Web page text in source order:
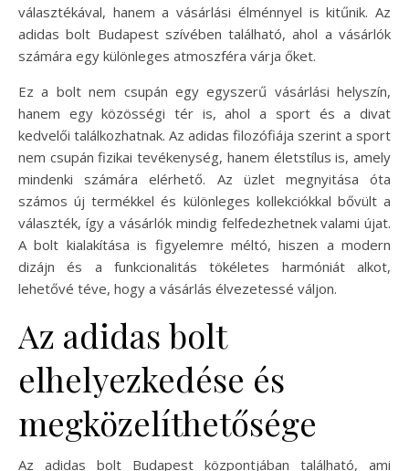
választékával, hanem a vásárlási élménnyel is kitűnik. Az
adidas bolt Budapest szívében található, ahol a vásárlók
számára egy különleges atmoszféra várja őket.
Ez a bolt nem csupán egy egyszerű vásárlási helyszín,
hanem egy közösségi tér is, ahol a sport és a divat
kedvelői találkozhatnak. Az adidas filozófiája szerint a sport
nem csupán fizikai tevékenység, hanem életstílus is, amely
mindenki számára elérhető. Az üzlet megnyitása óta
számos új termékkel és különleges kollekciókkal bővült a
választék, így a vásárlók mindig felfedezhetnek valami újat.
A bolt kialakítása is figyelemre méltó, hiszen a modern
dizájn és a funkcionalitás tökéletes harmóniát alkot,
lehetővé téve, hogy a vásárlás élvezetessé váljon.
Az adidas bolt
elhelyezkedése és
megközelíthetősége
Az adidas bolt Budapest központjában található, ami